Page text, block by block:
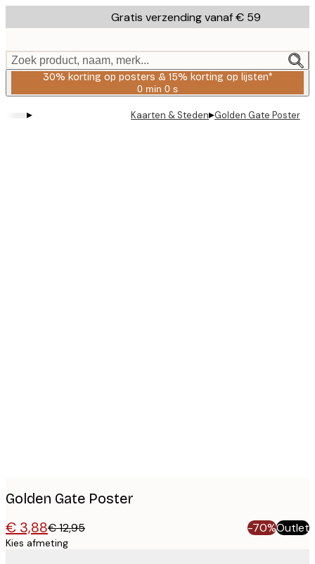
to
content.
Gratis verzending vanaf € 59
Zoek product, naam, merk...
30% korting op posters & 15% korting op lijsten*
0 min 0 s
Geldig
2026-
▸ Kaarten & Steden▸Golden Gate Poster
Golden Gate Poster
€ 3,88€ 12,95 -70%Outlet
Kies afmeting